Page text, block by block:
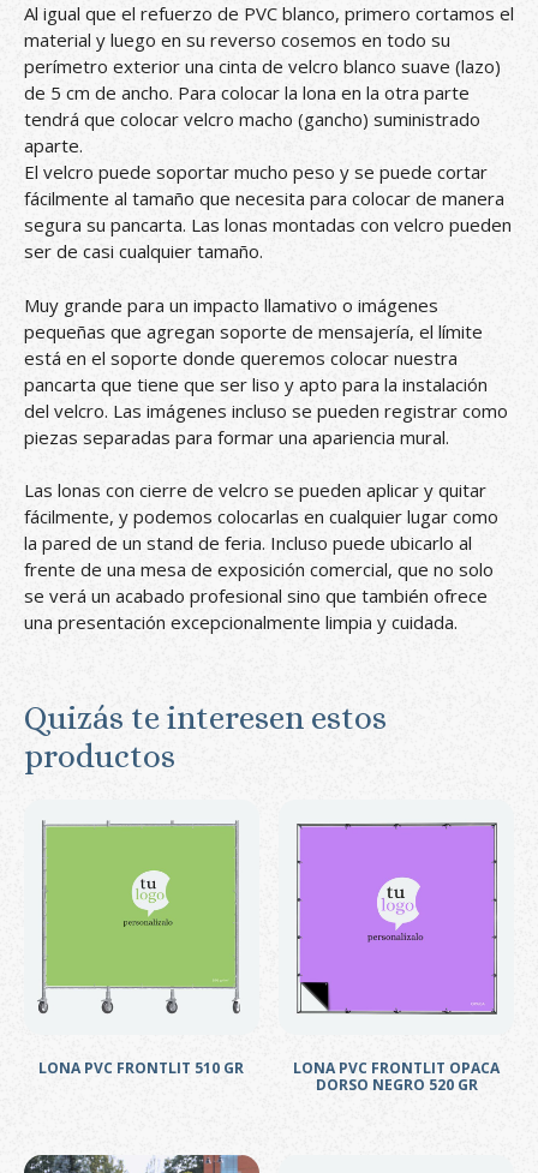
Al igual que el refuerzo de PVC blanco, primero cortamos el
material y luego en su reverso cosemos en todo su
perímetro exterior una cinta de velcro blanco suave (lazo)
de 5 cm de ancho. Para colocar la lona en la otra parte
tendrá que colocar velcro macho (gancho) suministrado
aparte.
El velcro puede soportar mucho peso y se puede cortar
fácilmente al tamaño que necesita para colocar de manera
segura su pancarta. Las lonas montadas con velcro pueden
ser de casi cualquier tamaño.
Muy grande para un impacto llamativo o imágenes
pequeñas que agregan soporte de mensajería, el límite
está en el soporte donde queremos colocar nuestra
pancarta que tiene que ser liso y apto para la instalación
del velcro. Las imágenes incluso se pueden registrar como
piezas separadas para formar una apariencia mural.
Las lonas con cierre de velcro se pueden aplicar y quitar
fácilmente, y podemos colocarlas en cualquier lugar como
la pared de un stand de feria. Incluso puede ubicarlo al
frente de una mesa de exposición comercial, que no solo
se verá un acabado profesional sino que también ofrece
una presentación excepcionalmente limpia y cuidada.
Quizás te interesen estos
productos
LONA PVC FRONTLIT 510 GR
LONA PVC FRONTLIT OPACA
DORSO NEGRO 520 GR